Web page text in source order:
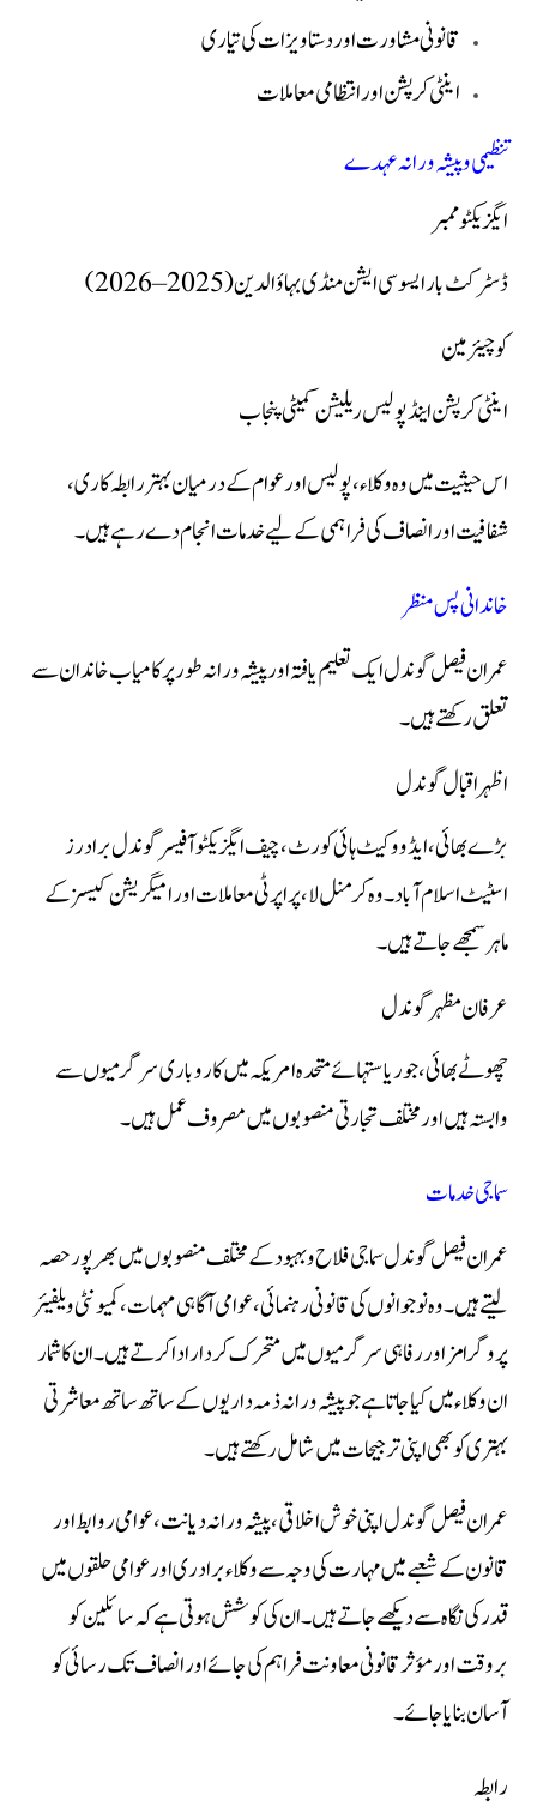
قانونی مشاورت اور دستاویزات کی تیاری
اینٹی کرپشن اور انتظامی معاملات
تنظیمی و پیشہ ورانہ عہدے
ایگزیکٹو ممبر
ڈسٹرکٹ بار ایسوسی ایشن منڈی بہاؤالدین (2025–2026)
کو چیئرمین
اینٹی کرپشن اینڈ پولیس ریلیشن کمیٹی پنجاب
اس حیثیت میں وہ وکلاء، پولیس اور عوام کے درمیان بہتر رابطہ کاری،
شفافیت اور انصاف کی فراہمی کے لیے خدمات انجام دے رہے ہیں۔
خاندانی پس منظر
عمران فیصل گوندل ایک تعلیم یافتہ اور پیشہ ورانہ طور پر کامیاب خاندان سے
تعلق رکھتے ہیں۔
اظہر اقبال گوندل
بڑے بھائی، ایڈووکیٹ ہائی کورٹ، چیف ایگزیکٹو آفیسر گوندل برادرز
اسٹیٹ اسلام آباد۔ وہ کرمنل لا، پراپرٹی معاملات اور امیگریشن کیسز کے
ماہر سمجھے جاتے ہیں۔
عرفان مظہر گوندل
چھوٹے بھائی، جو ریاستہائے متحدہ امریکہ میں کاروباری سرگرمیوں سے
وابستہ ہیں اور مختلف تجارتی منصوبوں میں مصروف عمل ہیں۔
سماجی خدمات
عمران فیصل گوندل سماجی فلاح و بہبود کے مختلف منصوبوں میں بھرپور حصہ
لیتے ہیں۔ وہ نوجوانوں کی قانونی رہنمائی، عوامی آگاہی مہمات، کمیونٹی ویلفیئر
پروگرامز اور رفاہی سرگرمیوں میں متحرک کردار ادا کرتے ہیں۔ ان کا شمار
ان وکلاء میں کیا جاتا ہے جو پیشہ ورانہ ذمہ داریوں کے ساتھ ساتھ معاشرتی
بہتری کو بھی اپنی ترجیحات میں شامل رکھتے ہیں۔
عمران فیصل گوندل اپنی خوش اخلاقی، پیشہ ورانہ دیانت، عوامی روابط اور
قانون کے شعبے میں مہارت کی وجہ سے وکلاء برادری اور عوامی حلقوں میں
قدر کی نگاہ سے دیکھے جاتے ہیں۔ ان کی کوشش ہوتی ہے کہ سائلین کو
بروقت اور مؤثر قانونی معاونت فراہم کی جائے اور انصاف تک رسائی کو
آسان بنایا جائے۔
رابطہ